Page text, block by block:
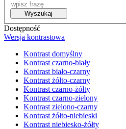
Wyszukaj
Dostępność
Wersja kontrastowa
Kontrast domyślny
Kontrast czarno-biały
Kontrast biało-czarny
Kontrast żółto-czarny
Kontrast czarno-żółty
Kontrast czarno-zielony
Kontrast zielono-czarny
Kontrast żółto-niebieski
Kontrast niebiesko-żółty